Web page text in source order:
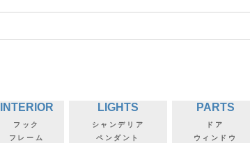
INTERIOR
フック
フレーム
LIGHTS
シャンデリア
ペンダント
PARTS
ドア
ウィンドウ